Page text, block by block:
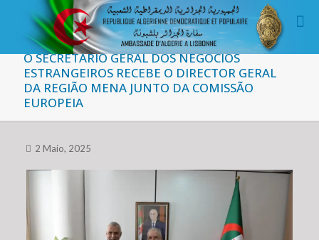
O SECRETÁRIO GERAL DOS NEGÓCIOS
ESTRANGEIROS RECEBE O DIRECTOR GERAL
DA REGIÃO MENA JUNTO DA COMISSÃO
EUROPEIA
2 Maio, 2025